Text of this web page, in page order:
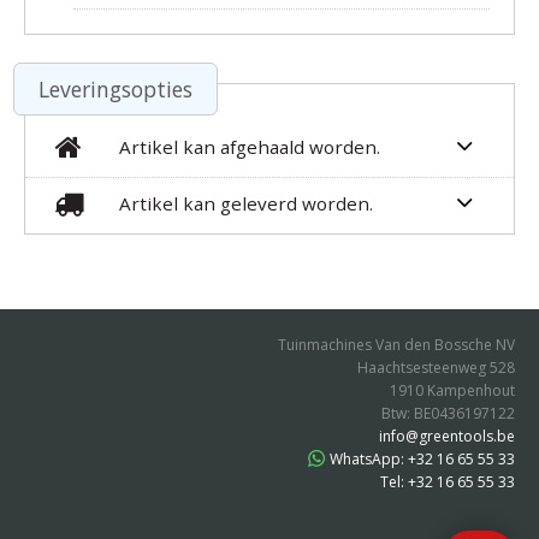
Leveringsopties
Artikel kan afgehaald worden.
Artikel kan geleverd worden.
Tuinmachines Van den Bossche NV
Haachtsesteenweg 528
1910 Kampenhout
Btw: BE0436197122
info@greentools.be
WhatsApp: +32 16 65 55 33
Tel: +32 16 65 55 33